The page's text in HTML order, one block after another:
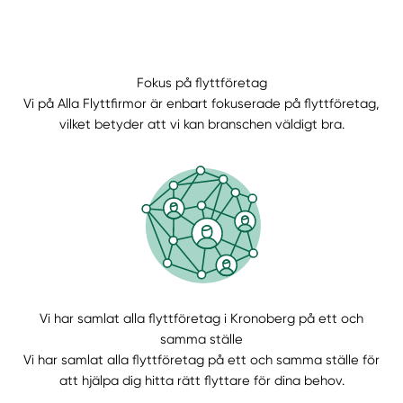
Manuellt Få hjälp
Fokus på flyttföretag
Vi på Alla Flyttfirmor är enbart fokuserade på flyttföretag,
vilket betyder att vi kan branschen väldigt bra.
Vi har samlat alla flyttföretag i Kronoberg på ett och
samma ställe
Vi har samlat alla flyttföretag på ett och samma ställe för
att hjälpa dig hitta rätt flyttare för dina behov.